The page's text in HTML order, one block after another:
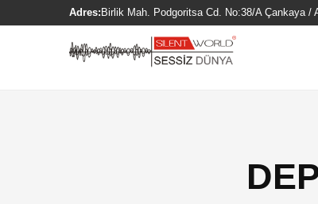
Adres: Birlik Mah. Podgoritsa Cd. No:38/A Çankaya /